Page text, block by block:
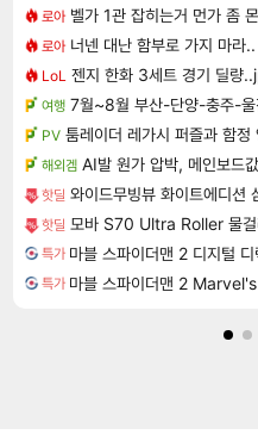
로아 벨가 1관 잡히는거 먼가 좀
로아 너넨 대난 함부로 가지 마라..
LoL 젠지 한화 3세트 경기 딜량
여행 7월~8월 부산-단양-충주-울
PV 툼레이더 레가시 퍼즐과 함정
해외겜 AI발 원가 압박, 메인보드
핫딜 와이드무빙뷰 화이트에디션 삼탠바이미V3 셋트 QLED
핫딜 모바 S70 Ultra Roller 물걸레
특가
특가